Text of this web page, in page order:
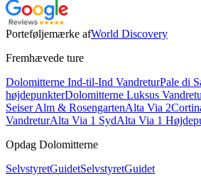
Porteføljemærke afWorld Discovery
Fremhævede ture
Dolomitterne Ind-til-Ind VandreturPale di
højdepunkterDolomitterne Luksus
Seiser Alm & RosengartenAlta Via 2
VandreturAlta Via 1 SydAlta Via 1
Opdag Dolomitterne
SelvstyretGuidetSelvstyretGuidet